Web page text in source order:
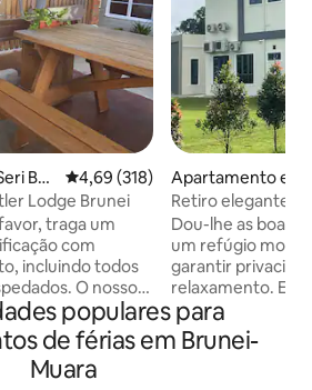
Be
Classificação média de 4,69 em
4,69 (318)
Lodge Brunei
traga um
com
incluindo todos
O nosso
de design
A/C, pequena
WC privado,
queen-size,
Apartamento em
apas
Retiro elegante
estilo e conforto
Dou-lhe as boas-
um refúgio
garantir
relaxamento. Entre num espaço
cuidadosamente
interiores
tranquilo,
populares para
de férias em Brunei-
Muara